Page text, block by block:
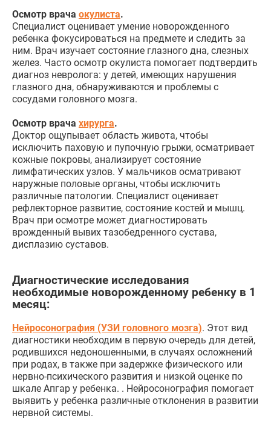
Осмотр врача окулиста.
Специалист оценивает умение новорожденного
ребенка фокусироваться на предмете и следить за
ним. Врач изучает состояние глазного дна, слезных
желез. Часто осмотр окулиста помогает подтвердить
диагноз невролога: у детей, имеющих нарушения
глазного дна, обнаруживаются и проблемы с
сосудами головного мозга.
Осмотр врача хирурга.
Доктор ощупывает область живота, чтобы
исключить паховую и пупочную грыжи, осматривает
кожные покровы, анализирует состояние
лимфатических узлов. У мальчиков осматривают
наружные половые органы, чтобы исключить
различные патологии. Специалист оценивает
рефлекторное развитие, состояние костей и мышц.
Врач при осмотре может диагностировать
врожденный вывих тазобедренного сустава,
дисплазию суставов.
Диагностические исследования
необходимые новорожденному ребенку в 1
месяц:
Нейросонография (УЗИ головного мозга). Этот вид
диагностики необходим в первую очередь для детей,
родившихся недоношенными, в случаях осложнений
при родах, в также при задержке физического или
нервно-психического развития и низкой оценке по
шкале Апгар у ребенка. . Нейросонография помогает
выявить у ребенка различные отклонения в развитии
нервной системы.